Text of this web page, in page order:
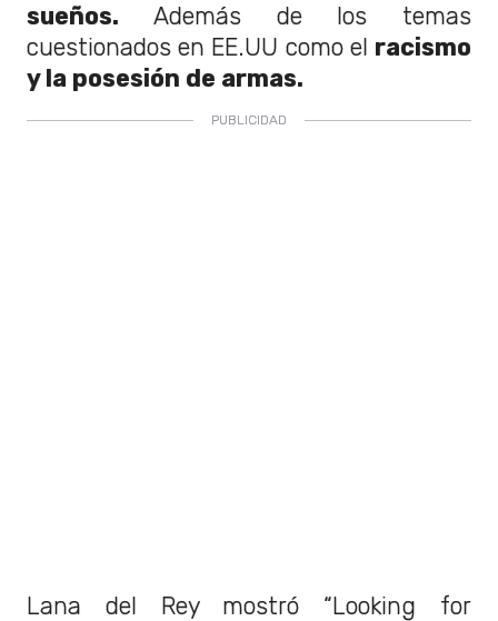
sueños. Además de los temas
cuestionados en EE.UU como el racismo
y la posesión de armas.
Lana del Rey mostró “Looking for